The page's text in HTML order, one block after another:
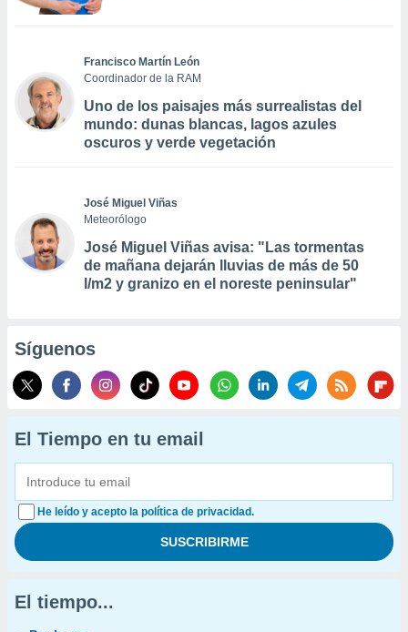
Francisco Martín León
Coordinador de la RAM
Uno de los paisajes más surrealistas del
mundo: dunas blancas, lagos azules
oscuros y verde vegetación
José Miguel Viñas
Meteorólogo
José Miguel Viñas avisa: "Las tormentas
de mañana dejarán lluvias de más de 50
l/m2 y granizo en el noreste peninsular"
Síguenos
El Tiempo en tu email
He leído y acepto la política de privacidad.
El tiempo...